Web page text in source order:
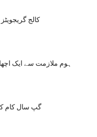
کالج
ہوم ملازمت سے ایک
گپ سال کام